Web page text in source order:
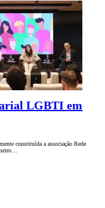
LGBTI em
constituída a associação Rede